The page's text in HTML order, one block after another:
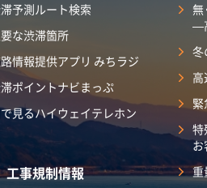
予測ルート検索
な渋滞箇所
情報提供アプリ みちラジ
ポイントナビまっぷ
見るハイウェイテレホン
工事規制情報
―
冬
特
お
重